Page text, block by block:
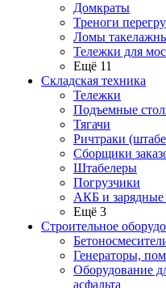
Домкраты
Треноги
Ломы
Тележки для
Ещё 11
Складская техника
Тележки
Подъемные
Тягачи
Ричтраки
Сборщики
Штабелеры
Погрузчики
АКБ и зарядные
Ещё 3
Строительное
Генераторы,
Оборудование
асфальта